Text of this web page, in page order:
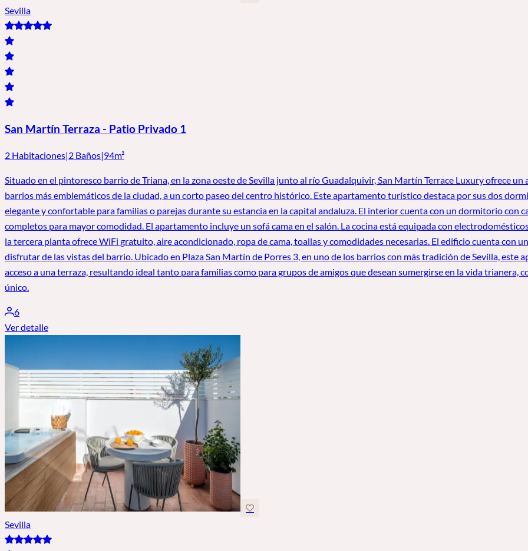
Sevilla
San Martín Terraza - Patio Privado 1
2 Habitaciones|2 Baños|94m²
Situado en el pintoresco barrio de Triana, en la zona oeste de Sevilla junto al río Guadalquivir, San Martín Terrace Luxury ofrece
barrios más emblemáticos de la ciudad, a un corto paseo del centro histórico. Este apartamento turístico destaca por sus dos
elegante y confortable para familias o parejas durante su estancia en la capital andaluza. El interior cuenta con un dormitorio con
completos para mayor comodidad. El apartamento incluye un sofá cama en el salón. La cocina está equipada con
la tercera planta ofrece WiFi gratuito, aire acondicionado, ropa de cama, toallas y comodidades necesarias. El edificio cuenta con
disfrutar de las vistas del barrio. Ubicado en Plaza San Martín de Porres 3, en uno de los barrios con más tradición de Sevilla,
acceso a una terraza, resultando ideal tanto para familias como para grupos de amigos que desean sumergirse en la vida trianera,
único.
6
Ver detalle
Sevilla